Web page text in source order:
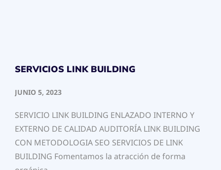
SERVICIOS LINK BUILDING
JUNIO 5, 2023
SERVICIO LINK BUILDING ENLAZADO INTERNO Y
EXTERNO DE CALIDAD AUDITORÍA LINK BUILDING
CON METODOLOGIA SEO SERVICIOS DE LINK
BUILDING Fomentamos la atracción de forma